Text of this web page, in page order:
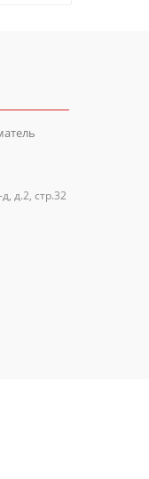
д.2, стр.32